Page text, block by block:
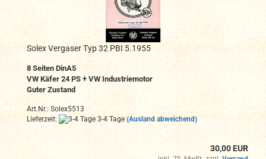
Solex Vergaser Typ 32 PBI 5.1955
8 Seiten DinA5
VW Käfer 24 PS + VW Industriemotor
Guter Zustand
Art.Nr.: Solex5513
Lieferzeit:
3-4 Tage (Ausland abweichend)
30,00 EUR